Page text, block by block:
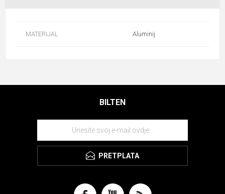
MATERIJAL Aluminij
BILTEN
PRETPLATA